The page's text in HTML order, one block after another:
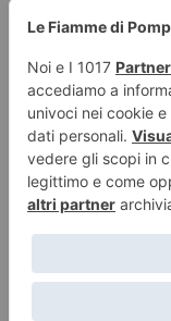
Sito web